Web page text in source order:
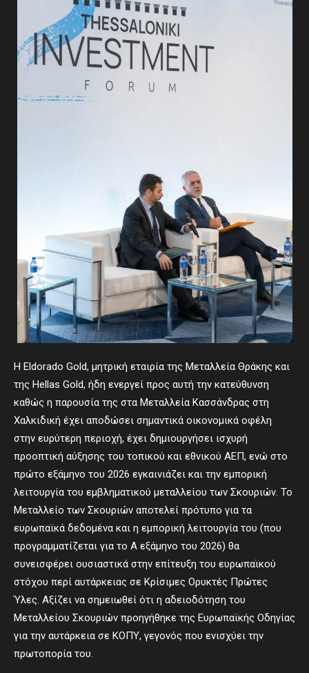
Η Eldorado Gold, μητρική εταιρία της Μεταλλεία Θράκης και
της Hellas Gold, ήδη ενεργεί προς αυτή την κατεύθυνση
καθώς η παρουσία της στα Μεταλλεία Κασσάνδρας στη
Χαλκιδική έχει αποδώσει σημαντικά οικονομικά οφέλη
στην ευρύτερη περιοχή, έχει δημιουργήσει ισχυρή
προοπτική αύξησης του τοπικού και εθνικού ΑΕΠ, ενώ στο
πρώτο εξάμηνο του 2026 εγκαινιάζει και την εμπορική
λειτουργία του εμβληματικού μεταλλείου των Σκουριών. Το
Μεταλλείο των Σκουριών αποτελεί πρότυπο για τα
ευρωπαϊκά δεδομένα και η εμπορική λειτουργία του (που
προγραμματίζεται για το Α εξάμηνο του 2026) θα
συνεισφέρει ουσιαστικά στην επίτευξη του ευρωπαϊκού
στόχου περί αυτάρκειας σε Κρίσιμες Ορυκτές Πρώτες
Ύλες. Αξίζει να σημειωθεί ότι η αδειοδότηση του
Μεταλλείου Σκουριών προηγήθηκε της Ευρωπαϊκής Οδηγίας
για την αυτάρκεια σε ΚΟΠΥ, γεγονός που ενισχύει την
πρωτοπορία του.